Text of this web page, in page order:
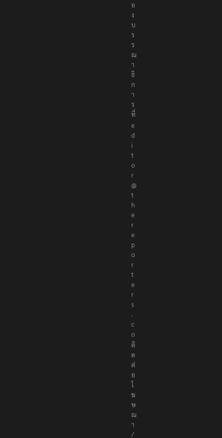
อ
ง
บ
ร
ร
ณ
า
ธิ
ก
า
ร
ที่
e
d
i
t
o
r
@
t
h
e
r
e
p
o
r
t
e
r
s
.
c
o
ติ
ด
ต่
อ
โ
ฆ
ษ
ณ
า
/